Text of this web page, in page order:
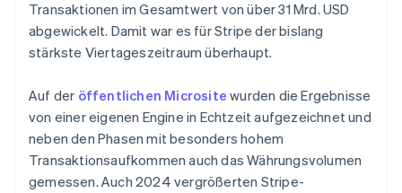
Stripe-Sessions 2026
Erfahren Sie, wie Stripe Lösungen für die
Transaktionen im Gesamtwert von über 31 Mrd. USD
abgewickelt. Damit war es für Stripe der bislang
stärkste Viertageszeitraum überhaupt.
Auf der öffentlichen Microsite wurden die Ergebnisse
von einer eigenen Engine in Echtzeit aufgezeichnet und
neben den Phasen mit besonders hohem
Transaktionsaufkommen auch das Währungsvolumen
gemessen. Auch 2024 vergrößerten Stripe-